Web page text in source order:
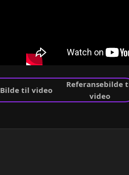
Bilde til video
Referansebilde
video